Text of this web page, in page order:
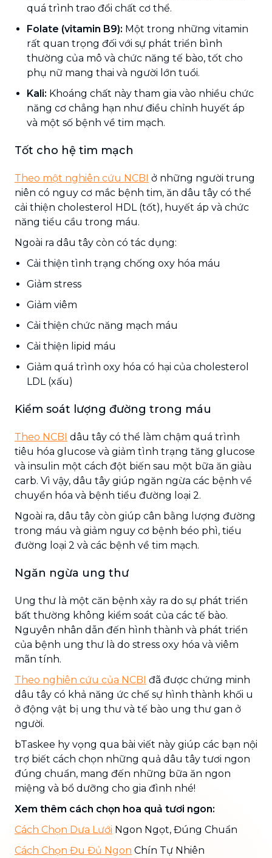
quá trình trao đổi chất cơ thể.
Folate (vitamin B9): Một trong những vitamin
rất quan trọng đối với sự phát triển bình
thường của mô và chức năng tế bào, tốt cho
phụ nữ mang thai và người lớn tuổi.
Kali: Khoáng chất này tham gia vào nhiều chức
năng cơ chẳng hạn như điều chỉnh huyết áp
và một số bệnh về tim mạch.
Tốt cho hệ tim mạch
Theo một nghiên cứu NCBI ở những người trung
niên có nguy cơ mắc bệnh tim, ăn dâu tây có thể
cải thiện cholesterol HDL (tốt), huyết áp và chức
năng tiểu cầu trong máu.
Ngoài ra dâu tây còn có tác dụng:
Cải thiện tình trạng chống oxy hóa máu
Giảm stress
Giảm viêm
Cải thiện chức năng mạch máu
Cải thiện lipid máu
Giảm quá trình oxy hóa có hại của cholesterol
LDL (xấu)
Kiểm soát lượng đường trong máu
Theo NCBI dâu tây có thể làm chậm quá trình
tiêu hóa glucose và giảm tình trạng tăng glucose
và insulin một cách đột biến sau một bữa ăn giàu
carb. Vì vậy, dâu tây giúp ngăn ngừa các bệnh về
chuyển hóa và bệnh tiểu đường loại 2.
Ngoài ra, dâu tây còn giúp cân bằng lượng đường
trong máu và giảm nguy cơ bệnh béo phì, tiểu
đường loại 2 và các bệnh về tim mạch.
Ngăn ngừa ung thư
Ung thư là một căn bệnh xảy ra do sự phát triển
bất thường không kiểm soát của các tế bào.
Nguyên nhân dẫn đến hình thành và phát triển
của bệnh ung thư là do stress oxy hóa và viêm
mãn tính.
Theo nghiên cứu của NCBI đã được chứng minh
dâu tây có khả năng ức chế sự hình thành khối u
ở động vật bị ung thư và tế bào ung thư gan ở
người.
bTaskee hy vọng qua bài viết này giúp các bạn nội
trợ biết cách chọn những quả dâu tây tươi ngon
đúng chuẩn, mang đến những bữa ăn ngon
miệng và bổ dưỡng cho gia đình nhé!
Xem thêm cách chọn hoa quả tươi ngon:
Cách Chọn Dưa Lưới Ngon Ngọt, Đúng Chuẩn
Cách Chọn Đu Đủ Ngon Chín Tự Nhiên